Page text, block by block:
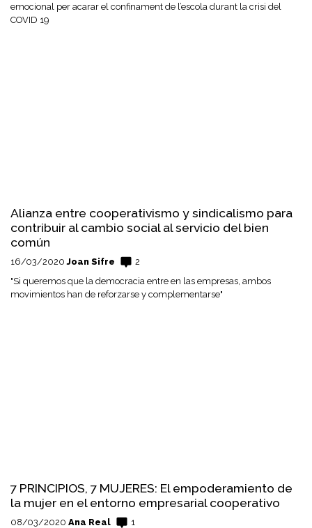
emocional per acarar el confinament de l’escola durant la crisi del
COVID 19
Alianza entre cooperativismo y sindicalismo para
contribuir al cambio social al servicio del bien
común
16/03/2020Joan Sifre
2
"Si queremos que la democracia entre en las empresas, ambos
movimientos han de reforzarse y complementarse"
7 PRINCIPIOS, 7 MUJERES: El empoderamiento de
la mujer en el entorno empresarial cooperativo
08/03/2020 Ana Real
1